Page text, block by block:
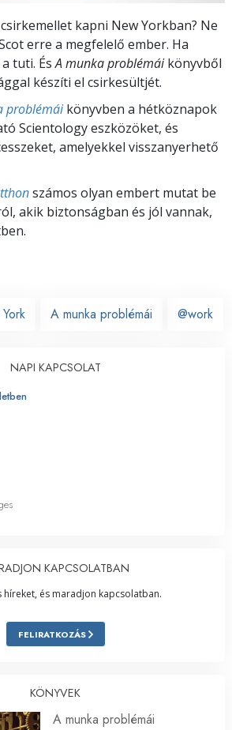
kapni New Yorkban? Ne
erre a megfelelő ember. Ha
tuti. ÉsA munka problémáikönyvből
készíti el csirkesültjét.
problémáikönyvben a hétköznapok
Scientology eszközöket, és
amelyekkel visszanyerhető
számos olyan embert mutat be
akik biztonságban és jól vannak,
A munka problémái @work
NAPI KAPCSOLAT
KAPCSOLATBAN
híreket, és maradjon kapcsolatban.
FELIRATKOZÁS
KÖNYVEK
A munka problémái